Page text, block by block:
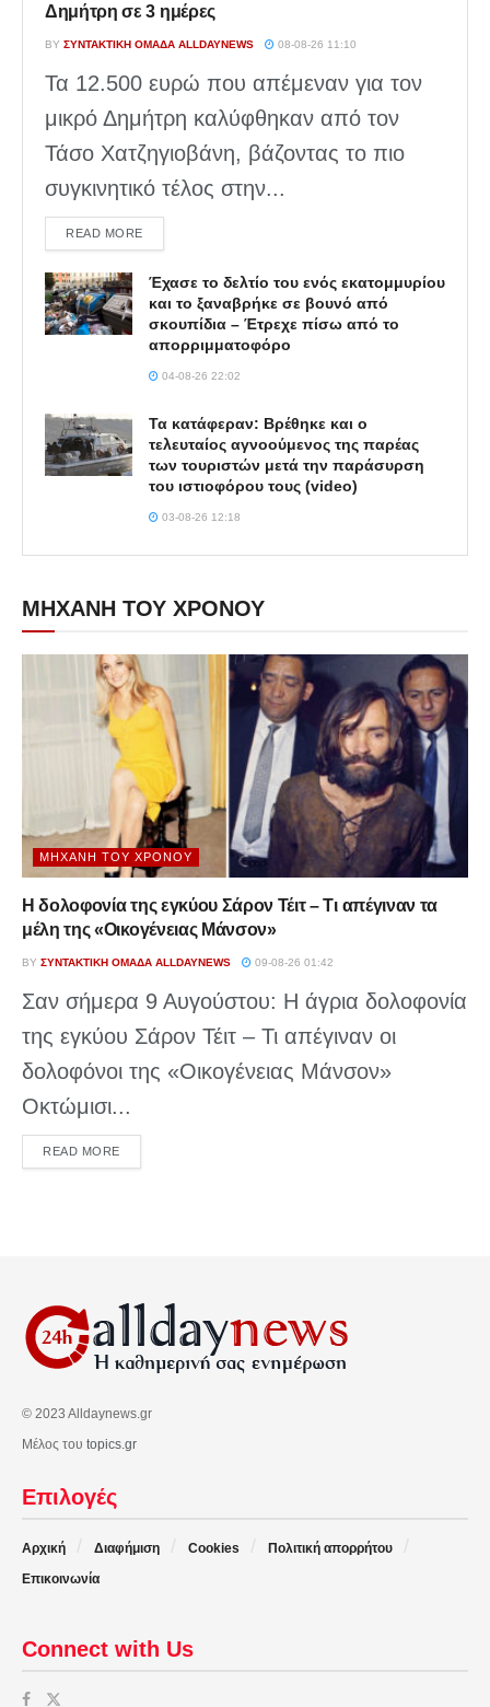
Δημήτρη σε 3 ημέρες
BY ΣΥΝΤΑΚΤΙΚΉ ΟΜΆΔΑ ALLDAYNEWS 08-08-26 11:10
Τα 12.500 ευρώ που απέμεναν για τον
μικρό Δημήτρη καλύφθηκαν από τον
Τάσο Χατζηγιοβάνη, βάζοντας το πιο
συγκινητικό τέλος στην...
READ MOREDETAILS
Έχασε το δελτίο του ενός εκατομμυρίου
και το ξαναβρήκε σε βουνό από
σκουπίδια – Έτρεχε πίσω από το
απορριμματοφόρο
04-08-26 22:02
Τα κατάφεραν: Βρέθηκε και ο
τελευταίος αγνοούμενος της παρέας
των τουριστών μετά την παράσυρση
του ιστιοφόρου τους (video)
03-08-26 12:18
ΜΗΧΑΝΗ ΤΟΥ ΧΡΟΝΟΥ
ΜΗΧΑΝΉ ΤΟΥ ΧΡΌΝΟΥ
Η δολοφονία της εγκύου Σάρον Τέιτ – Τι απέγιναν τα
μέλη της «Οικογένειας Μάνσον»
BY ΣΥΝΤΑΚΤΙΚΉ ΟΜΆΔΑ ALLDAYNEWS 09-08-26 01:42
Σαν σήμερα 9 Αυγούστου: Η άγρια δολοφονία
της εγκύου Σάρον Τέιτ – Τι απέγιναν οι
δολοφόνοι της «Οικογένειας Μάνσον»
Οκτώμισι...
READ MOREDETAILS
© 2023 Alldaynews.gr
Μέλος του topics.gr
Επιλογές
Αρχική Διαφήμιση Cookies
Πολιτική απορρήτου
Επικοινωνία
Connect with Us